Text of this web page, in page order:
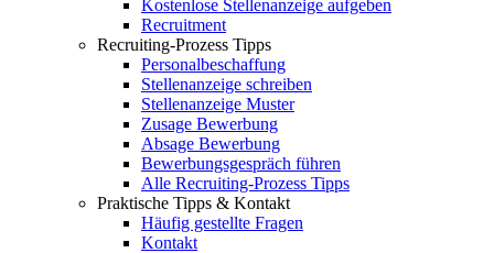
Kostenlose Stellenanzeige aufgeben
Recruitment
Recruiting-Prozess Tipps
Personalbeschaffung
Stellenanzeige schreiben
Stellenanzeige Muster
Zusage Bewerbung
Absage Bewerbung
Bewerbungsgespräch führen
Alle Recruiting-Prozess Tipps
Praktische Tipps & Kontakt
Häufig gestellte Fragen
Kontakt